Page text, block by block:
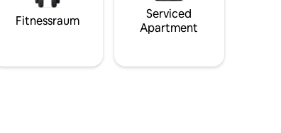
Fitnessraum
Serviced
Apartment